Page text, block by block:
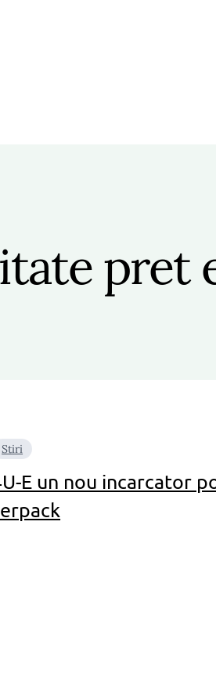
pret
Stiri
E un nou incarcator